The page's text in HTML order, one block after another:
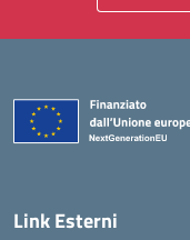
Link Esterni